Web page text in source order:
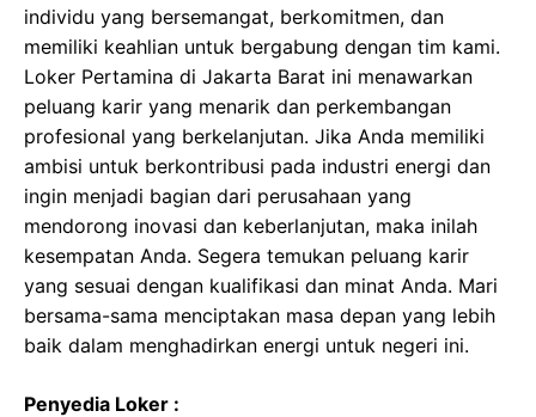
individu yang bersemangat, berkomitmen, dan
memiliki keahlian untuk bergabung dengan tim kami.
Loker Pertamina di Jakarta Barat ini menawarkan
peluang karir yang menarik dan perkembangan
profesional yang berkelanjutan. Jika Anda memiliki
ambisi untuk berkontribusi pada industri energi dan
ingin menjadi bagian dari perusahaan yang
mendorong inovasi dan keberlanjutan, maka inilah
kesempatan Anda. Segera temukan peluang karir
yang sesuai dengan kualifikasi dan minat Anda. Mari
bersama-sama menciptakan masa depan yang lebih
baik dalam menghadirkan energi untuk negeri ini.
Penyedia Loker :